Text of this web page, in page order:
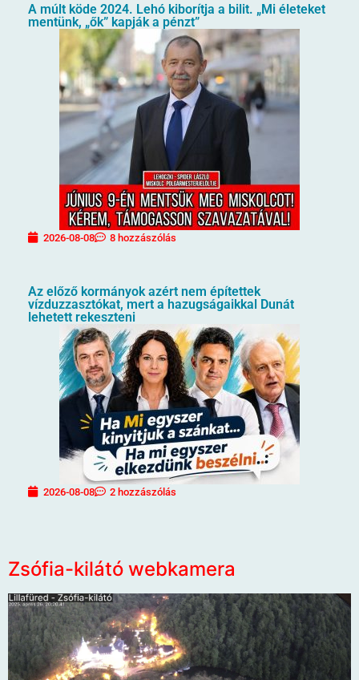
A múlt köde 2024. Lehó kiborítja a bilit. „Mi életeket
mentünk, „ők” kapják a pénzt”
2026-08-08 8 hozzászólás
Az előző kormányok azért nem építettek
vízduzzasztókat, mert a hazugságaikkal Dunát
lehetett rekeszteni
2026-08-08 2 hozzászólás
Zsófia-kilátó webkamera